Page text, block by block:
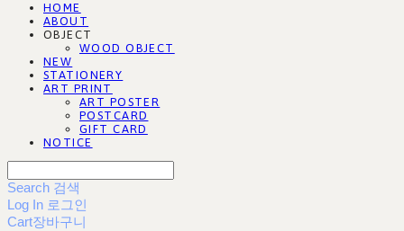
HOME
ABOUT
OBJECT
WOOD OBJECT
NEW
STATIONERY
ART PRINT
ART POSTER
POSTCARD
GIFT CARD
NOTICE
Search 검색
Log In 로그인
Cart장바구니